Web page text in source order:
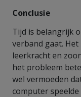
Conclusie
Tijd is belangrijk
verband gaat.
leerkracht en
het probleem
wel vermoeden
computer speelde